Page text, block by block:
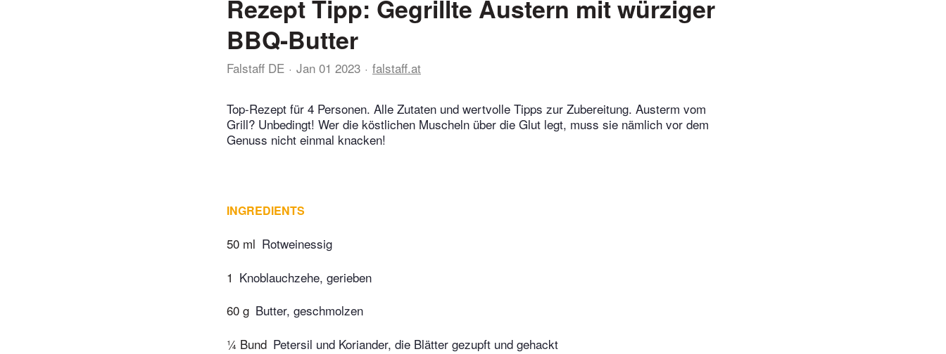
Rezept Tipp: Gegrillte Austern mit würziger
BBQ-Butter
Falstaff DE Jan 01 2023 falstaff.at
Top-Rezept für 4 Personen. Alle Zutaten und wertvolle Tipps zur Zubereitung. Austerm vom
Grill? Unbedingt! Wer die köstlichen Muscheln über die Glut legt, muss sie nämlich vor dem
Genuss nicht einmal knacken!
INGREDIENTS
50 ml Rotweinessig
1 Knoblauchzehe, gerieben
60 g Butter, geschmolzen
¼ Bund Petersil und Koriander, die ­Blätter gezupft und gehackt